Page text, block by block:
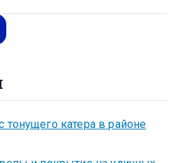
катера в районе